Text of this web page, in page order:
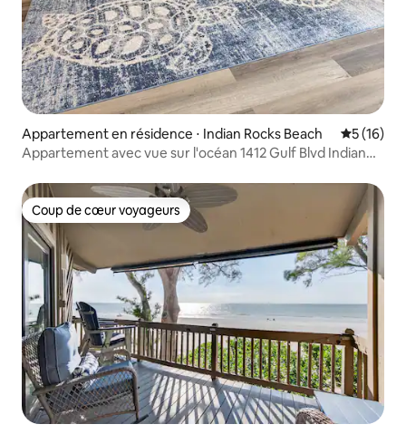
Appartement en résidence ⋅ Indian Rocks Beach
5 (16)
Appartement avec vue sur l'océan 1412 Gulf Blvd Indian
Coup de cœur voyageurs
Coup de cœur voyageurs